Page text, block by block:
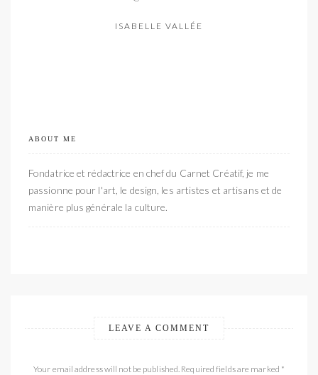
ISABELLE VALLÉE
ABOUT ME
Fondatrice et rédactrice en chef du Carnet Créatif, je me
passionne pour l'art, le design, les artistes et artisans et de
manière plus générale la culture.
LEAVE A COMMENT
Your email address will not be published. Required fields are marked *